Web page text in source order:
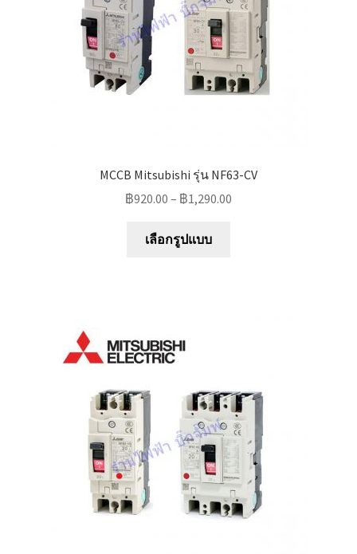
on
the
product
page
MCCB Mitsubishi รุ่น NF63-CV
฿920.00 – ฿1,290.00
เลือกรูปแบบ
be
chosen
on
the
product
page